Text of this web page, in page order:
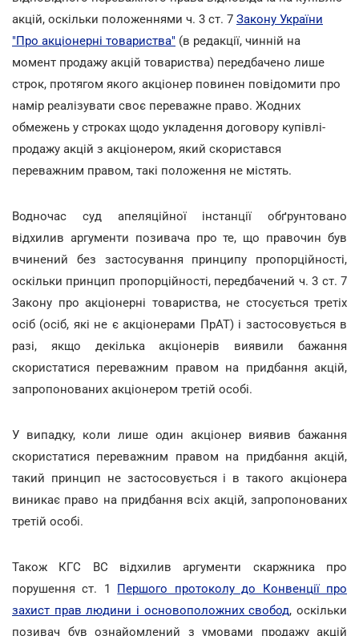
акцій, оскільки положеннями ч. 3 ст. 7 Закону України
"Про акціонерні товариства" (в редакції, чинній на
момент продажу акцій товариства) передбачено лише
строк, протягом якого акціонер повинен повідомити про
намір реалізувати своє переважне право. Жодних
обмежень у строках щодо укладення договору купівлі-
продажу акцій з акціонером, який скористався
переважним правом, такі положення не містять.
Водночас суд апеляційної інстанції обґрунтовано
відхилив аргументи позивача про те, що правочин був
вчинений без застосування принципу пропорційності,
оскільки принцип пропорційності, передбачений ч. 3 ст. 7
Закону про акціонерні товариства, не стосується третіх
осіб (осіб, які не є акціонерами ПрАТ) і застосовується в
разі, якщо декілька акціонерів виявили бажання
скористатися переважним правом на придбання акцій,
запропонованих акціонером третій особі.
У випадку, коли лише один акціонер виявив бажання
скористатися переважним правом на придбання акцій,
такий принцип не застосовується і в такого акціонера
виникає право на придбання всіх акцій, запропонованих
третій особі.
Також КГС ВС відхилив аргументи скаржника про
порушення ст. 1 Першого протоколу до Конвенції про
захист прав людини і основоположних свобод, оскільки
позивач був ознайомлений з умовами продажу акцій